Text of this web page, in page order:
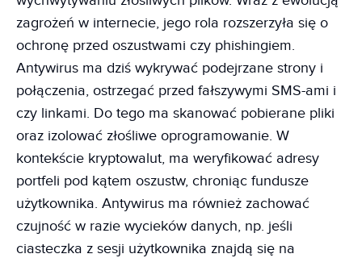
zagrożeń w internecie, jego rola rozszerzyła się o
ochronę przed oszustwami czy phishingiem.
Antywirus ma dziś wykrywać podejrzane strony i
połączenia, ostrzegać przed fałszywymi SMS-ami i
czy linkami. Do tego ma skanować pobierane pliki
oraz izolować złośliwe oprogramowanie. W
kontekście kryptowalut, ma weryfikować adresy
portfeli pod kątem oszustw, chroniąc fundusze
użytkownika. Antywirus ma również zachować
czujność w razie wycieków danych, np. jeśli
ciasteczka z sesji użytkownika znajdą się na